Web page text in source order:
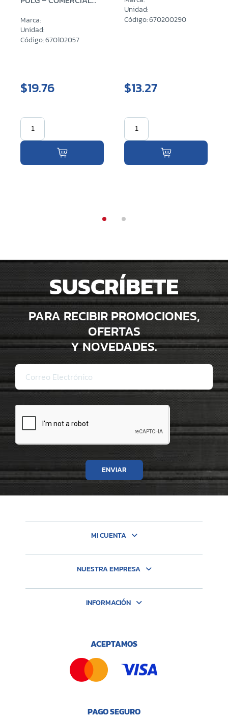
Marca:
Unidad:
Código: 670102057
$19.76
Unidad:
Código: 670200290
$13.27
SUSCRÍBETE
PARA RECIBIR PROMOCIONES,
OFERTAS
Y NOVEDADES.
ENVIAR
MI CUENTA
NUESTRA EMPRESA
INFORMACIÓN
ACEPTAMOS
PAGO SEGURO